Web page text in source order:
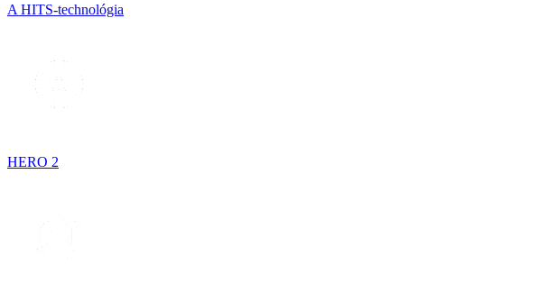
A HITS-technológia
HERO 2